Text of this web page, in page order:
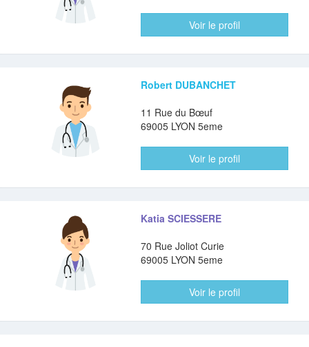
Voir le profil
Robert DUBANCHET
11 Rue du Bœuf
69005 LYON 5eme
Voir le profil
Katia SCIESSERE
70 Rue Joliot Curie
69005 LYON 5eme
Voir le profil